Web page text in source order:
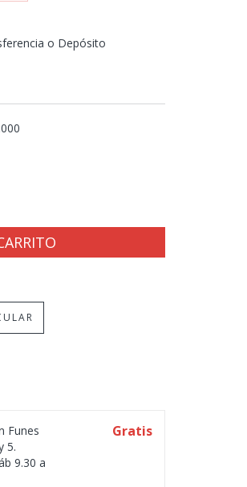
o Depósito
Funes
5.
9.30 a
Gratis